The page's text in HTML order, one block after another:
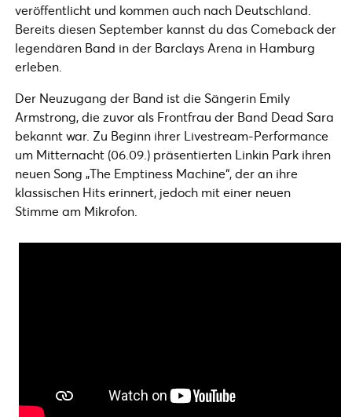
veröffentlicht und kommen auch nach Deutschland.
Bereits diesen September kannst du das Comeback der
legendären Band in der Barclays Arena in Hamburg
erleben.
Der Neuzugang der Band ist die Sängerin Emily
Armstrong, die zuvor als Frontfrau der Band Dead Sara
bekannt war. Zu Beginn ihrer Livestream-Performance
um Mitternacht (06.09.) präsentierten Linkin Park ihren
neuen Song „The Emptiness Machine“, der an ihre
klassischen Hits erinnert, jedoch mit einer neuen
Stimme am Mikrofon.